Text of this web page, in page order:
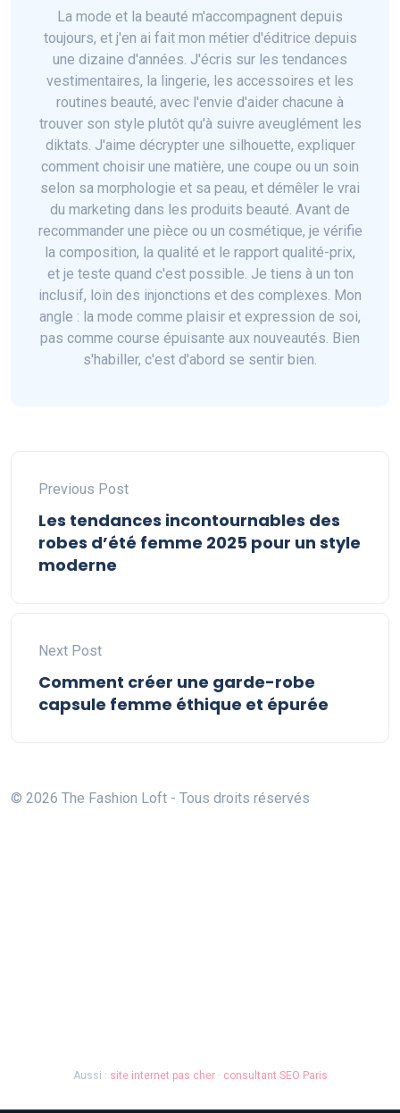
La mode et la beauté m'accompagnent depuis
toujours, et j'en ai fait mon métier d'éditrice depuis
une dizaine d'années. J'écris sur les tendances
vestimentaires, la lingerie, les accessoires et les
routines beauté, avec l'envie d'aider chacune à
trouver son style plutôt qu'à suivre aveuglément les
diktats. J'aime décrypter une silhouette, expliquer
comment choisir une matière, une coupe ou un soin
selon sa morphologie et sa peau, et démêler le vrai
du marketing dans les produits beauté. Avant de
recommander une pièce ou un cosmétique, je vérifie
la composition, la qualité et le rapport qualité-prix,
et je teste quand c'est possible. Je tiens à un ton
inclusif, loin des injonctions et des complexes. Mon
angle : la mode comme plaisir et expression de soi,
pas comme course épuisante aux nouveautés. Bien
s'habiller, c'est d'abord se sentir bien.
Previous Post
Les tendances incontournables des
robes d’été femme 2025 pour un style
moderne
Next Post
Comment créer une garde-robe
capsule femme éthique et épurée
© 2026 The Fashion Loft - Tous droits réservés
Aussi : site internet pas cher· consultant SEO Paris